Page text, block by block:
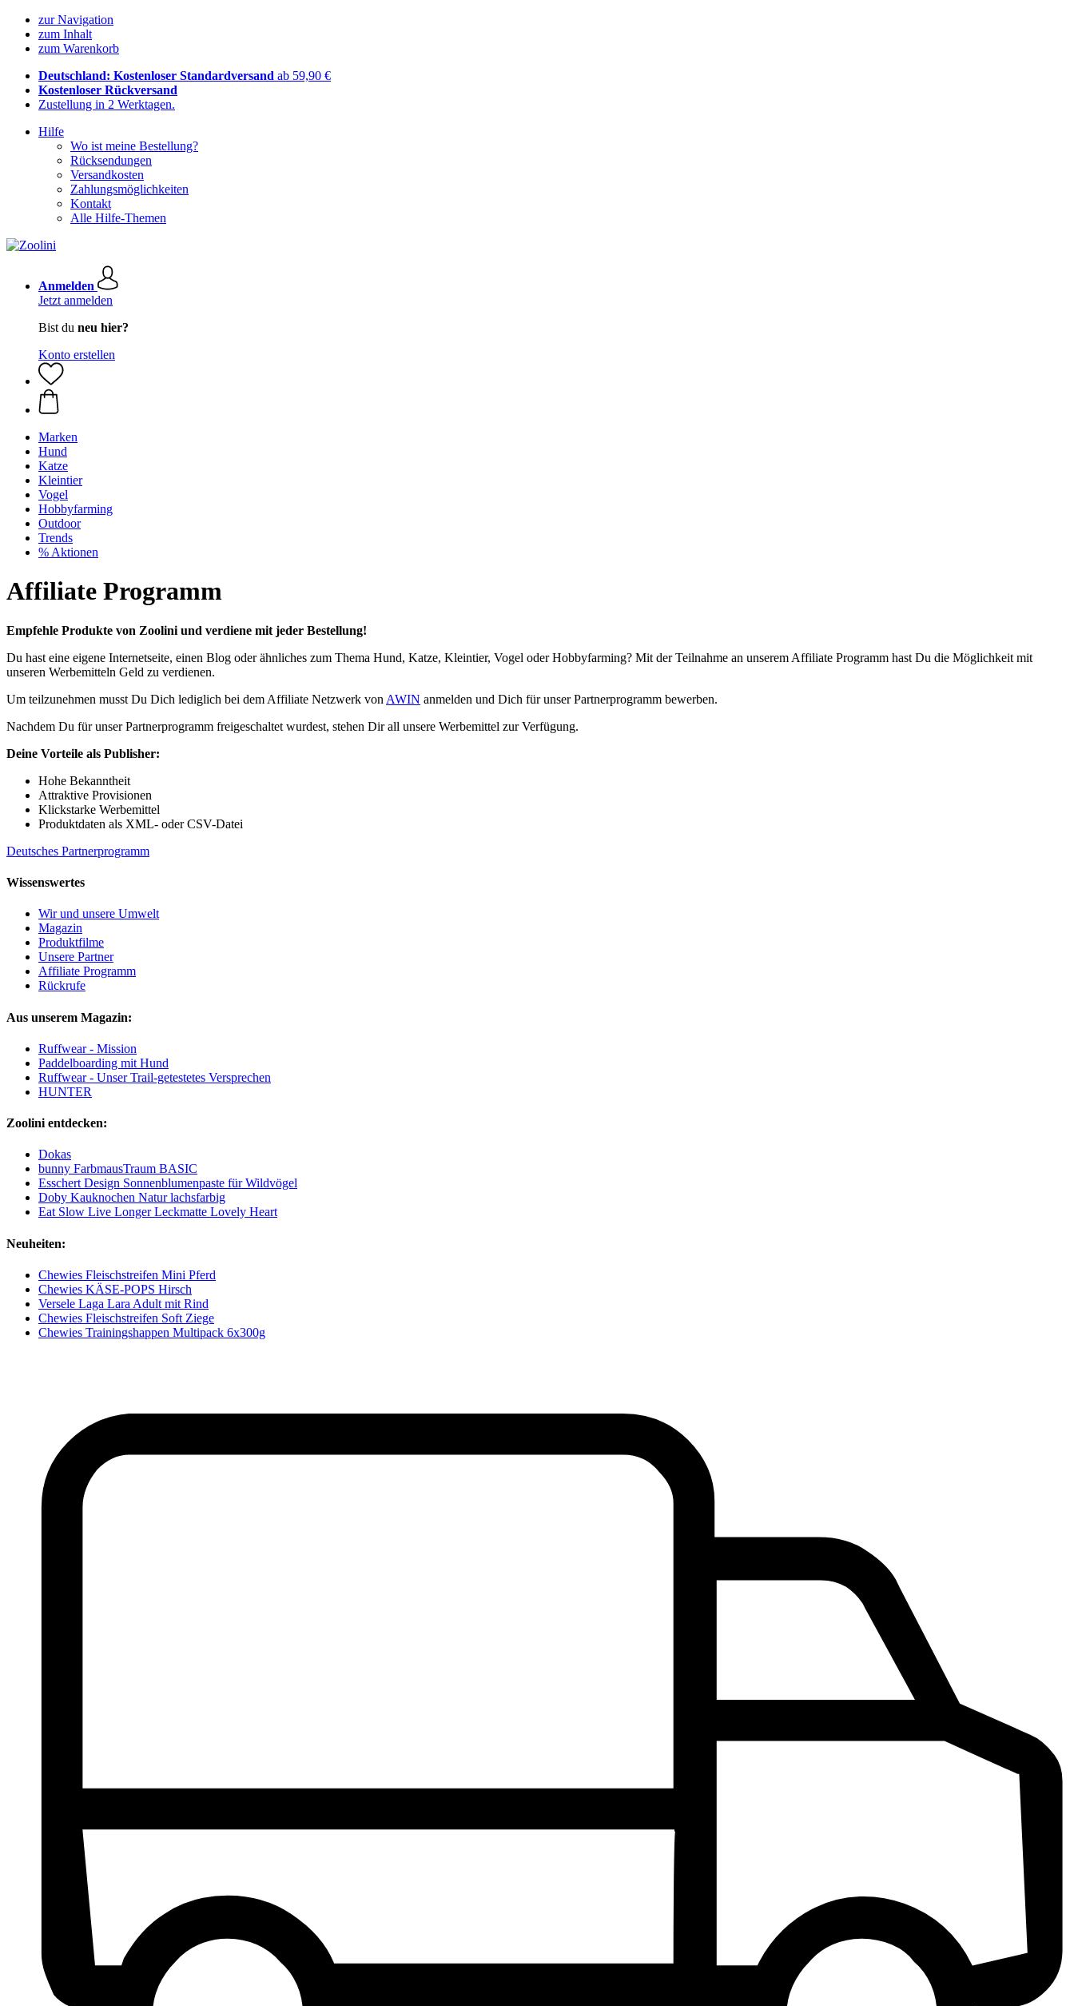
zur Navigation
zum Inhalt
zum Warenkorb
Deutschland: Kostenloser Standardversand ab 59,90 €
Kostenloser Rückversand
Zustellung in 2 Werktagen.
Hilfe
Wo ist meine Bestellung?
Rücksendungen
Versandkosten
Zahlungsmöglichkeiten
Kontakt
Alle Hilfe-Themen
Anmelden
Jetzt anmelden
Bist du neu hier?
Konto erstellen
Marken
Hund
Katze
Kleintier
Vogel
Hobbyfarming
Outdoor
Trends
% Aktionen
Affiliate Programm
Empfehle Produkte von Zoolini und verdiene mit jeder Bestellung!
Du hast eine eigene Internetseite, einen Blog oder ähnliches zum Thema Hund, Katze, Kleintier, Vogel oder Hobbyfarming? Mit der Teilnahme an unserem Affiliate Programm hast Du die Möglichkeit mit
unseren Werbemitteln Geld zu verdienen.
Um teilzunehmen musst Du Dich lediglich bei dem Affiliate Netzwerk von AWIN anmelden und Dich für unser Partnerprogramm bewerben.
Nachdem Du für unser Partnerprogramm freigeschaltet wurdest, stehen Dir all unsere Werbemittel zur Verfügung.
Deine Vorteile als Publisher:
Hohe Bekanntheit
Attraktive Provisionen
Klickstarke Werbemittel
Produktdaten als XML- oder CSV-Datei
Deutsches Partnerprogramm
Wissenswertes
Wir und unsere Umwelt
Magazin
Produktfilme
Unsere Partner
Affiliate Programm
Rückrufe
Aus unserem Magazin:
Ruffwear - Mission
Paddelboarding mit Hund
Ruffwear - Unser Trail-getestetes Versprechen
HUNTER
Zoolini entdecken:
Dokas
bunny FarbmausTraum BASIC
Esschert Design Sonnenblumenpaste für Wildvögel
Doby Kauknochen Natur lachsfarbig
Eat Slow Live Longer Leckmatte Lovely Heart
Neuheiten:
Chewies Fleischstreifen Mini Pferd
Chewies KÄSE-POPS Hirsch
Versele Laga Lara Adult mit Rind
Chewies Fleischstreifen Soft Ziege
Chewies Trainingshappen Multipack 6x300g